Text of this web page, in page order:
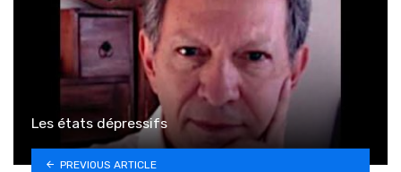
Les états dépressifs
PREVIOUS ARTICLE